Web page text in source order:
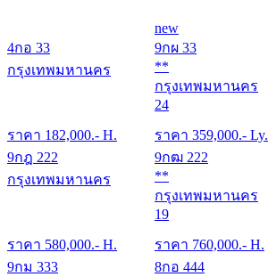
4กอ 33
กรุงเทพมหานคร
ราคา 182,000.- H.
new
9กผ 33
**
กรุงเทพมหานคร
24
ราคา 359,000.- Ly.
9กฎ 222
กรุงเทพมหานคร
ราคา 580,000.- H.
9กฒ 222
**
กรุงเทพมหานคร
19
ราคา 760,000.- H.
9กม 333
8กอ 444